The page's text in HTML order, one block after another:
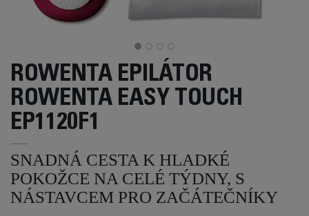
ROWENTA EPILÁTOR
ROWENTA EASY TOUCH
EP1120F1
SNADNÁ CESTA K HLADKÉ
POKOŽCE NA CELÉ TÝDNY, S
NÁSTAVCEM PRO ZAČÁTEČNÍKY